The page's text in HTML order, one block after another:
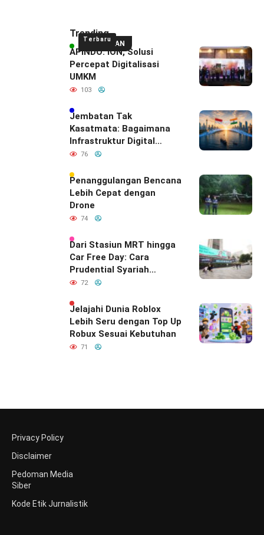
UNGGULAN
Terbaru
Trending
APINDO: ION, Solusi
Percepat Digitalisasi
UMKM
103
Jembatan Tak
Kasatmata: Bagaimana
Infrastruktur Digital
Diam-Diam
Hubungan Indonesia–
India
76
Penanggulangan Bencana
Lebih Cepat dengan
Drone
74
Dari Stasiun MRT hingga
Car Free Day: Cara
Prudential Syariah
Merayakan yang Nomor
Indonesia
72
Jelajahi Dunia Roblox
Lebih Seru dengan Top Up
Robux Sesuai Kebutuhan
71
Privacy Policy
Disclaimer
Pedoman Media
Siber
Kode Etik Jurnalistik